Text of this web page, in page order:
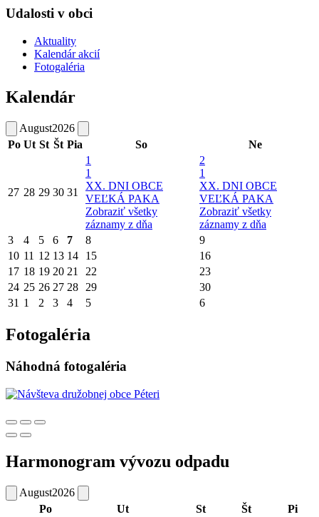
Udalosti v obci
Aktuality
Kalendár akcií
Fotogaléria
Kalendár
August2026
Po Ut St Št Pia So Ne
27 28 29 30 31
1
1
XX. DNI OBCE
VEĽKÁ PAKA
Zobraziť všetky
záznamy z dňa
2
1
XX. DNI OBCE
VEĽKÁ PAKA
Zobraziť všetky
záznamy z dňa
3
4 5 6 7 8
9
10 11 12 13 14 15
16
17 18 19 20 21 22
23
24 25 26 27 28 29
30
31 1 2 3 4 5 6
Fotogaléria
Náhodná fotogaléria
Harmonogram vývozu odpadu
August2026
Po
Ut St Št Pi